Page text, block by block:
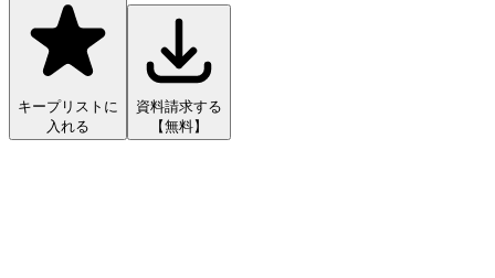
キープリストに
入れる
資料請求する
【無料】